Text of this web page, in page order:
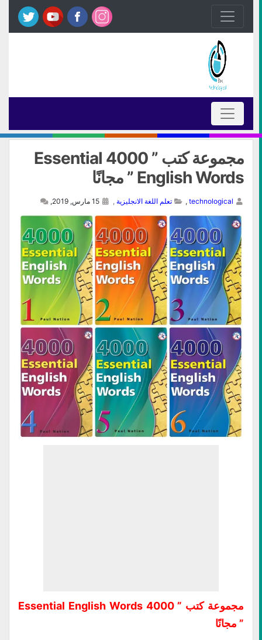
مجموعة كتب ” 4000 Essential
English Words ” مجانًا
technological
, تعلم اللغة الانجليزية ,
مجموعة كتب ” 4000 Essential English Words
” مجانًا